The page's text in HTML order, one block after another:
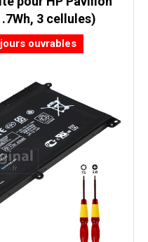
3 cellules)
ouvrables